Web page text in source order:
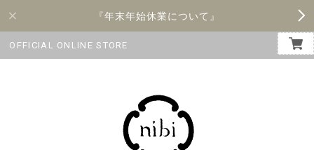
『年末年始休業について』
OFFICIAL ONLINE STORE